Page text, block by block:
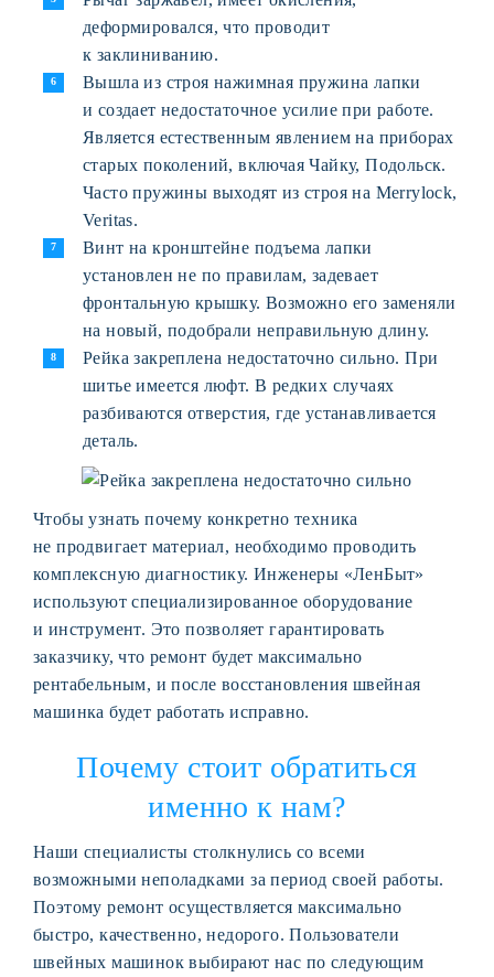
деформировался, что проводит
к заклиниванию.
Вышла из строя нажимная пружина лапки
и создает недостаточное усилие при работе.
Является естественным явлением на приборах
старых поколений, включая Чайку, Подольск.
Часто пружины выходят из строя на Merrylock,
Veritas.
Винт на кронштейне подъема лапки
установлен не по правилам, задевает
фронтальную крышку. Возможно его заменяли
на новый, подобрали неправильную длину.
Рейка закреплена недостаточно сильно. При
шитье имеется люфт. В редких случаях
разбиваются отверстия, где устанавливается
деталь.
Чтобы узнать почему конкретно техника
не продвигает материал, необходимо проводить
комплексную диагностику. Инженеры «ЛенБыт»
используют специализированное оборудование
и инструмент. Это позволяет гарантировать
заказчику, что ремонт будет максимально
рентабельным, и после восстановления швейная
машинка будет работать исправно.
Почему стоит обратиться
именно к нам?
Наши специалисты столкнулись со всеми
возможными неполадками за период своей работы.
Поэтому ремонт осуществляется максимально
быстро, качественно, недорого. Пользователи
швейных машинок выбирают нас по следующим